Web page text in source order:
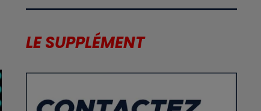
LE SUPPLÉMENT